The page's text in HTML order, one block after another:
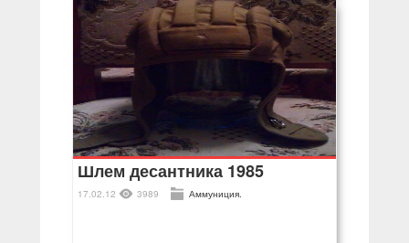
Шлем десантника 1985
17.02.12 3989 Аммуниция.